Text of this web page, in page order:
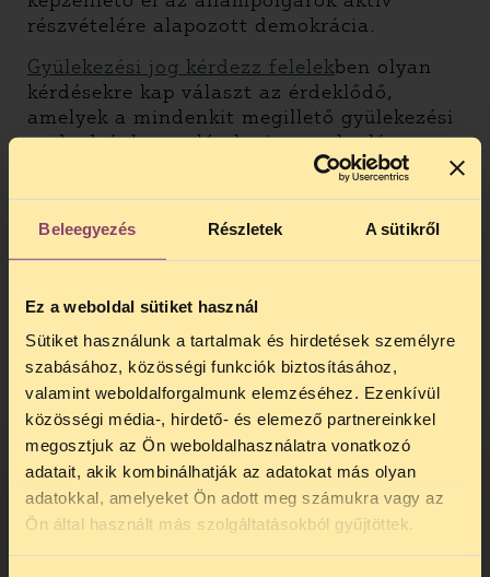
Beleegyezés Részletek A sütikről
Ez a weboldal sütiket használ
Sütiket használunk a tartalmak és hirdetések személyre
szabásához, közösségi funkciók biztosításához,
valamint weboldalforgalmunk elemzéséhez. Ezenkívül
közösségi média-, hirdető- és elemező partnereinkkel
megosztjuk az Ön weboldalhasználatra vonatkozó
adatait, akik kombinálhatják az adatokat más olyan
adatokkal, amelyeket Ön adott meg számukra vagy az
Ön által használt más szolgáltatásokból gyűjtöttek.
részvételére alapozott demokrácia.
Gyülekezési jog kérdezz felelekben olyan
kérdésekre kap választ az érdeklődő,
amelyek a mindenkit megillető gyülekezési
szabadsághoz való alapjog gyakorlása
kapcsán gyakran felmerülnek. Szinte
megfogalmazódik Önben, amelyre ezen az
oldalon nem kap választ, ebben az esetben
keresse meg a TASZjogsegélyszolgálatát.
Ha úgy érzi, hogy megsértették
alkotmányos alapjogát, többféle
jogorvoslati lehetőség áll a rendelkezésre,
hazai és nemzetközi fórumokon egyaránt.
Ha tüntetést kíván szervezni, az alábbi
bejelentőlapot kitöltve faxon, levélben
vagy személyesen küldje meg a
rendőrségnek legalább 72 órával a tüntetés
megkezdése előtt.
TELEFONOS JOGSEGÉLY
SZÜNET!